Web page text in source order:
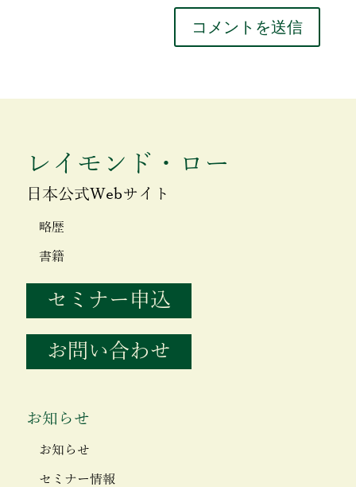
レイモンド・ロー
日本公式Webサイト
略歴
書籍
セミナー申込
お問い合わせ
お知らせ
お知らせ
セミナー情報